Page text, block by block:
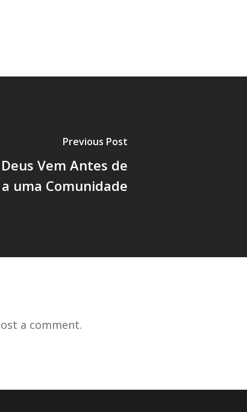
Previous Post
Vem Antes de
uma Comunidade
a comment.